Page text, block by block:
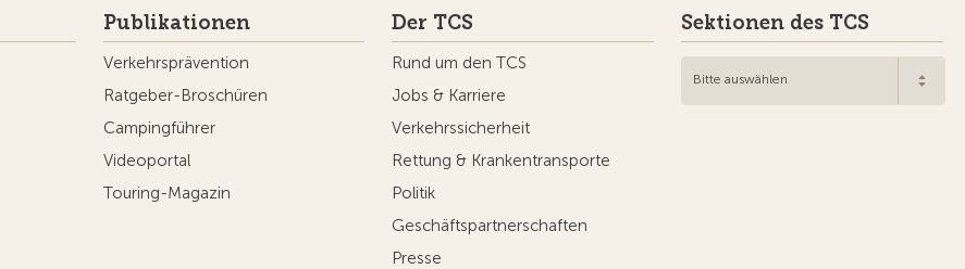
Publikationen
Verkehrsprävention
Ratgeber-Broschüren
Campingführer
Videoportal
Touring-Magazin
Der TCS
Rund um den TCS
Jobs & Karriere
Verkehrssicherheit
Rettung & Krankentransporte
Politik
Geschäftspartnerschaften
Presse
Sektionen des TCS
Bitte auswählen